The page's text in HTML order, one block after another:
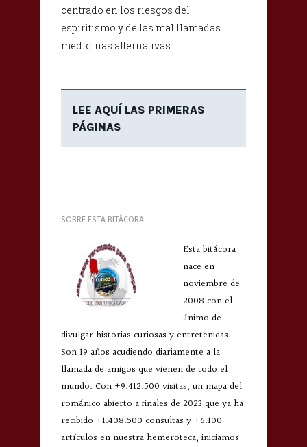
centrado en los riesgos del
espiritismo y de las mal llamadas
medicinas alternativas.
LEE AQUÍ LAS PRIMERAS
PÁGINAS
SOBRE ESTA BITÁCORA
Esta bitácora
nace en
noviembre de
2008 con el
ánimo de
divulgar historias curiosas y entretenidas.
Son 19 años acudiendo diariamente a la
llamada de amigos que vienen de todo el
mundo. Con +9.412.500 visitas, un mapa del
románico abierto a finales de 2023 que ya ha
recibido +1.408.500 consultas y +6.100
artículos en nuestra hemeroteca, iniciamos